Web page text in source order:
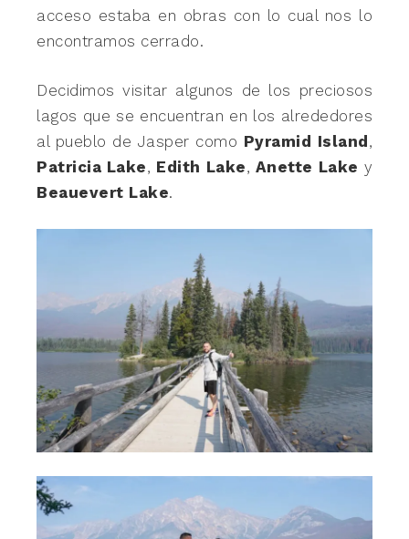
acceso estaba en obras con lo cual nos lo
encontramos cerrado.
Decidimos visitar algunos de los preciosos
lagos que se encuentran en los alrededores
al pueblo de Jasper como Pyramid Island,
Patricia Lake, Edith Lake, Anette Lake y
Beauevert Lake.